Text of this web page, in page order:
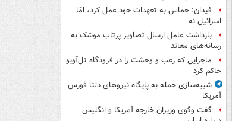
فیدان: حماس به تعهدات خود عمل کرد، امّا
اسرائیل نه
بازداشت عامل ارسال تصاویر پرتاب موشک به
رسانه‌های معاند
ماجرایی که رعب و وحشت را در فرودگاه تل‌آویو
حاکم کرد
شبیه‌سازی حمله به پایگاه نیروهای دلتا فورس
آمریکا
گفت وگوی وزیران خارجه آمریکا و انگلیس